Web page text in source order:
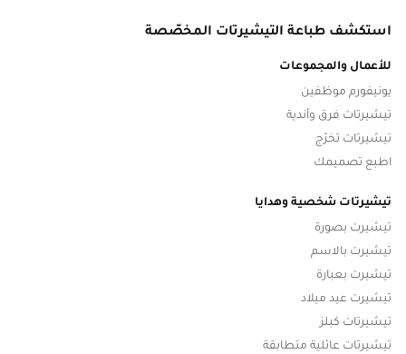
استكشف طباعة التيشيرتات المخصّصة
للأعمال والمجموعات
يونيفورم موظفين
تيشيرتات فرق وأندية
تيشيرتات تخرّج
اطبع تصميمك
تيشيرتات شخصية وهدايا
تيشيرت بصورة
تيشيرت بالاسم
تيشيرت بعبارة
تيشيرت عيد ميلاد
تيشيرتات كبلز
تيشيرتات عائلية متطابقة